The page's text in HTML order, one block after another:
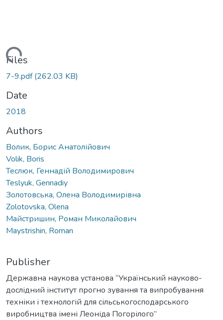
Files
7-9.pdf(262.03 KB)
Date
2018
Authors
Волик, Борис Анатолійович
Volik, Boris
Теслюк, Геннадій Володимирович
Teslyuk, Gennadiy
Золотовська, Олена Володимирівна
Zolotovska, Olena
Майстришин, Роман Миколайович
Maystrishin, Roman
Publisher
Державна наукова установа “Український науково-
дослідний інститут прогно зування та випробування
техніки і технологій для сільськогосподарського
виробництва імені Леоніда Погорілого”